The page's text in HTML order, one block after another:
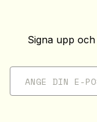
Signa upp